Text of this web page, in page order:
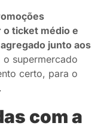
o ticket médio e
junto aos
supermercado
certo, para o
com a